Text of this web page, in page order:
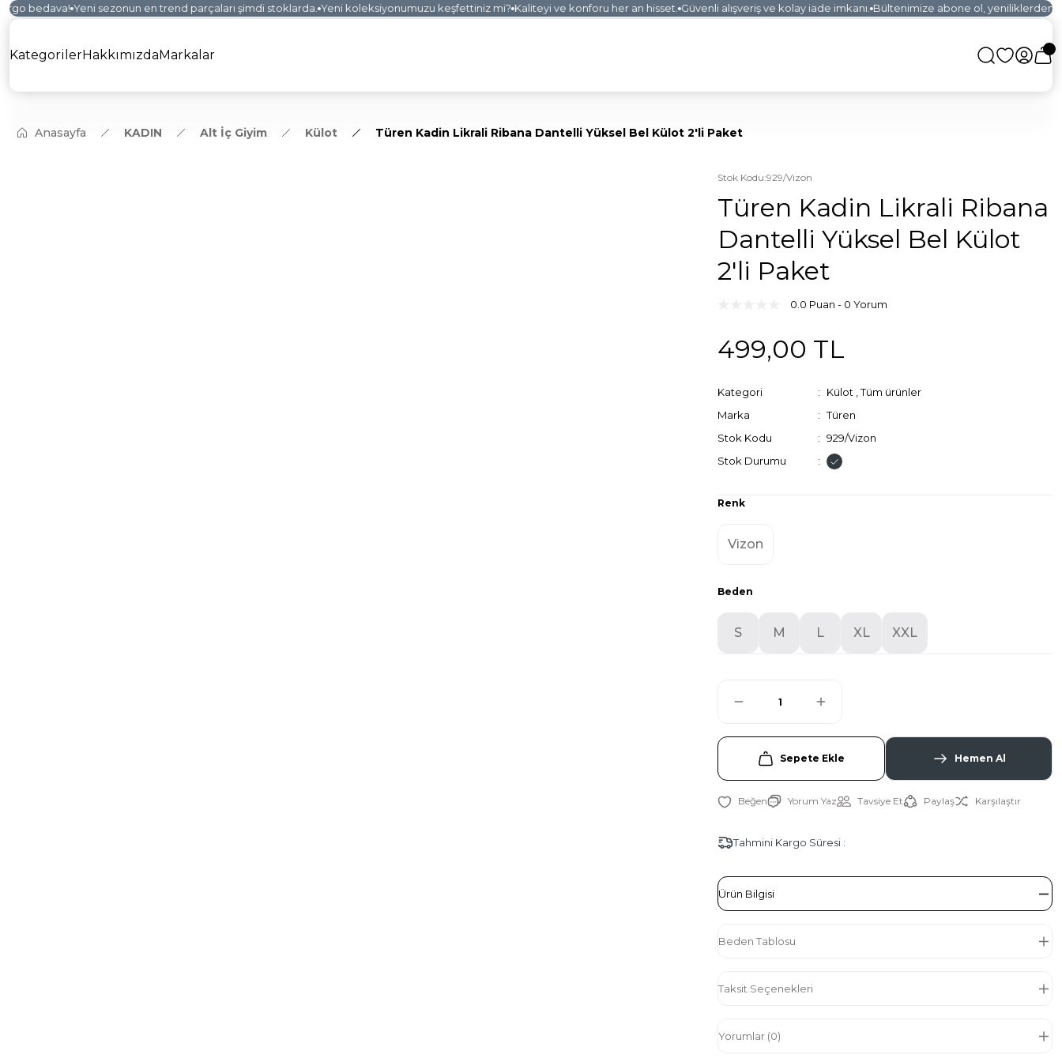
bedava! Yeni sezonun en trend parçaları şimdi stoklarda. Yeni koleksiyonumuzu keşfettiniz mi? Kaliteyi ve konforu her an hisset. Güvenli alışveriş ve kolay iade imkanı. Bültenimize abone ol, yeniliklerden ilk
KategorilerHakkımızdaMarkalar
Anasayfa KADIN Alt İç Giyim Külot Türen Kadin Likrali Ribana Dantelli Yüksel Bel Külot 2'li Paket
Stok Kodu:929/Vizon
Türen Kadin Likrali Ribana
Dantelli Yüksel Bel Külot
2'li Paket
0.0 Puan - 0 Yorum
499,00 TL
Kategori Külot ,Tüm ürünler
Marka
Türen
Stok Kodu
929/Vizon
Stok Durumu
Renk
Vizon
Beden
S M L XL XXL
Sepete Ekle Hemen Al
Yorum Yaz Tavsiye Et Paylaş Karşılaştır
Tahmini Kargo Süresi :
Ürün Bilgisi
Beden Tablosu
Taksit Seçenekleri
Yorumlar (0)